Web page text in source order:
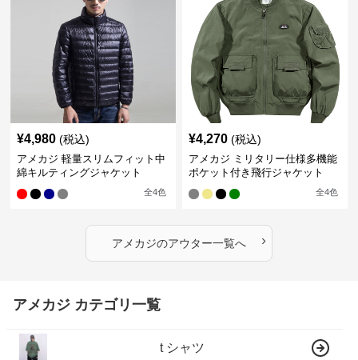
¥4,980 (税込)
アメカジ 軽量スリムフィット中
綿キルティングジャケット
全4色
¥4,270 (税込)
アメカジ ミリタリー仕様多機能
ポケット付き飛行ジャケット
全4色
アメカジのアウター一覧へ ›
アメカジ カテゴリ一覧
t シャツ